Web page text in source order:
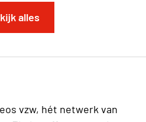
alles
vzw, hét netwerk van